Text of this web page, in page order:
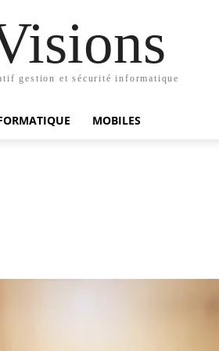
gestion et sécurité informatique
MOBILES